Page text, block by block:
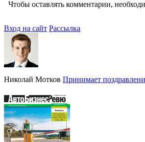
Чтобы оставлять комментарии,
Вход на сайт Рассылка
Николай Мотков Принимает